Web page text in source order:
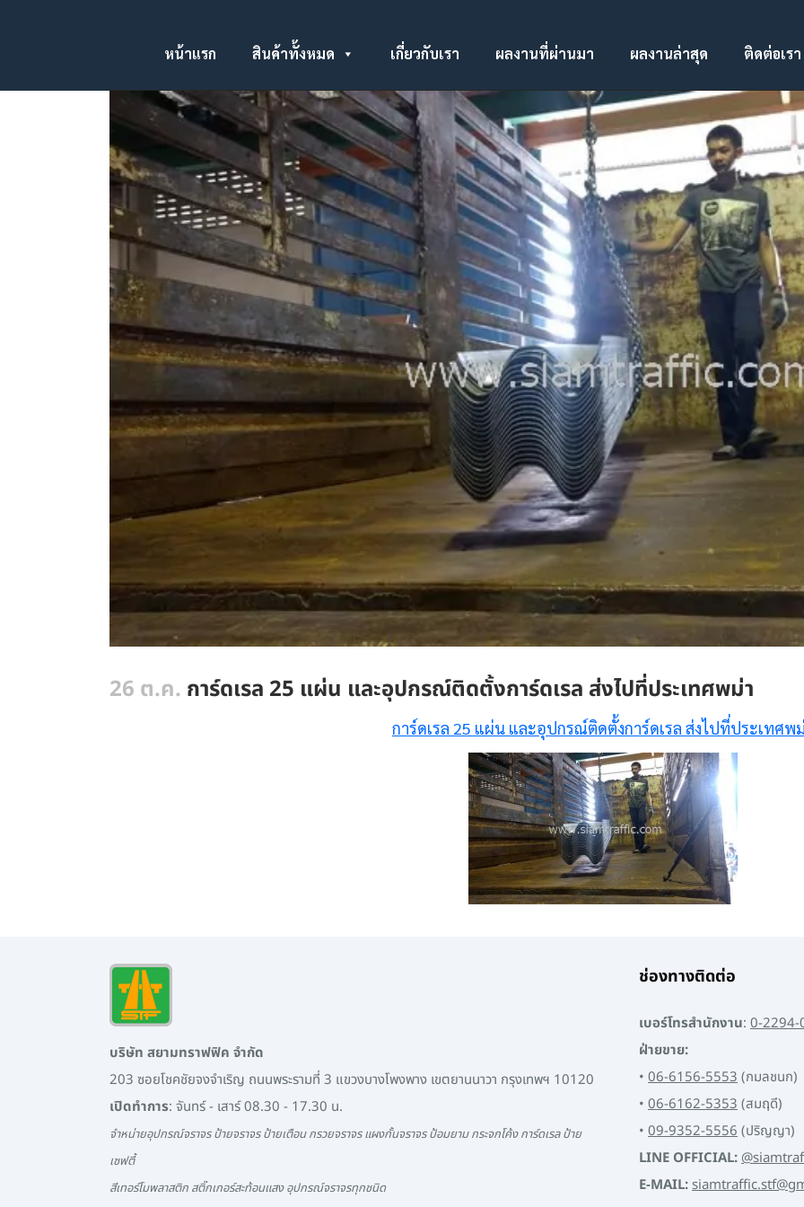
หน้าแรก สินค้าทั้งหมด เกี่ยวกับเรา ผลงานที่ผ่านมา ผลงานล่าสุด ติดต่อเรา
26 ต.ค. การ์ดเรล 25 แผ่น และอุปกรณ์ติดตั้งการ์ดเรล ส่งไปที่ประเทศพม่า
การ์ดเรล 25 แผ่น และอุปกรณ์ติดตั้งการ์ดเรล ส่งไปที่ประเทศพ
บริษัท สยามทราฟฟิค จำกัด
203 ซอยโชคชัยจงจำเริญ ถนนพระรามที่ 3 แขวงบางโพงพาง เขตยานนาวา กรุงเทพฯ 10120
เปิดทำการ: จันทร์ - เสาร์ 08.30 - 17.30 น.
จำหน่ายอุปกรณ์จราจร ป้ายจราจร ป้ายเตือน กรวยจราจร แผงกั้นจราจร ป้อมยาม กระจกโค้ง การ์ดเรล ป้าย
เซฟตี้
สีเทอร์โมพลาสติก สติ๊กเกอร์สะท้อนแสง อุปกรณ์จราจรทุกชนิด
ช่องทางติดต่อ
เบอร์โทรสำนักงาน: 0-
ฝ่ายขาย:
• 06-6156-5553(กมลชนก)
• 06-6162-5353(สมฤดี)
• 09-9352-5556(ปริญญา)
LINE OFFICIAL:
E-MAIL: